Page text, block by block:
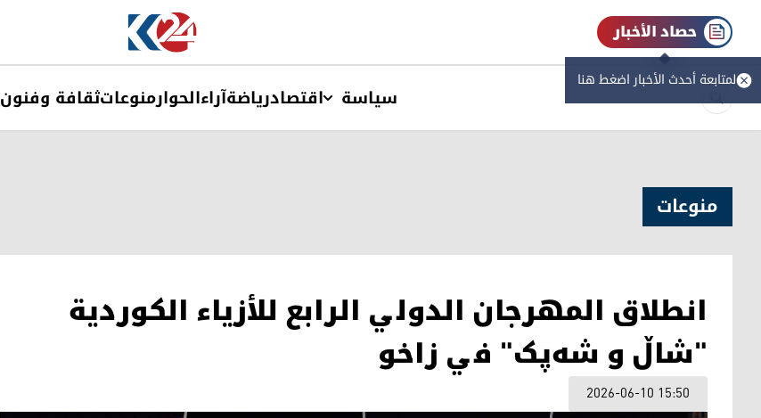
حصاد الأخبار
لمتابعة أحدث الأخبار اضغط هنا
سیاسة اقتصادریاضةآراءالحوارمنوعاتثقافة وفنون
منوعات
انطلاق المهرجان الدولي الرابع للأزياء الكوردية
"شاڵ و شەپک" في زاخو
2026-06-10 15:50